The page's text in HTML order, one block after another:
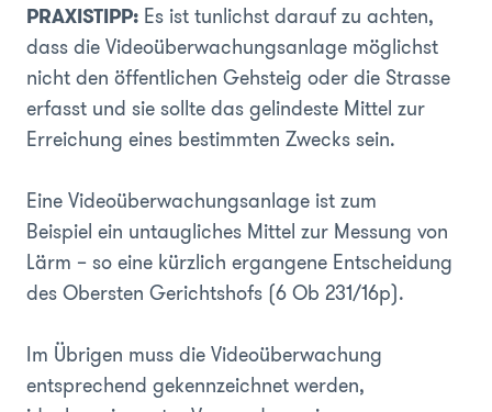
PRAXISTIPP: Es ist tunlichst darauf zu achten,
dass die Videoüberwachungsanlage möglichst
nicht den öffentlichen Gehsteig oder die Strasse
erfasst und sie sollte das gelindeste Mittel zur
Erreichung eines bestimmten Zwecks sein.
Eine Videoüberwachungsanlage ist zum
Beispiel ein untaugliches Mittel zur Messung von
Lärm – so eine kürzlich ergangene Entscheidung
des Obersten Gerichtshofs (6 Ob 231/16p).
Im Übrigen muss die Videoüberwachung
entsprechend gekennzeichnet werden,